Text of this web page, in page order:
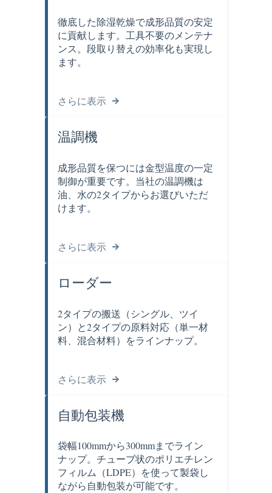
徹底した除湿乾燥で成形品質の安定
に貢献します。工具不要のメンテナ
ンス。段取り替えの効率化も実現し
ます。
さらに表示
温調機
成形品質を保つには金型温度の一定
制御が重要です。当社の温調機は
油、水の2タイプからお選びいただ
けます。
さらに表示
ローダー
2タイプの搬送（シングル、ツイ
ン）と2タイプの原料対応（単一材
料、混合材料）をラインナップ。
さらに表示
自動包装機
袋幅100mmから300mmまでライン
ナップ。チューブ状のポリエチレン
フィルム（LDPE）を使って製袋し
ながら自動包装が可能です。